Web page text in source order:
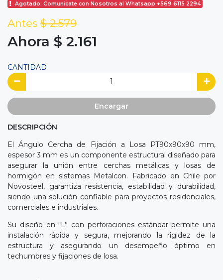
Agotado. Comunicate con Nosotros al Whatsapp +569 6115 2294
Antes $ 2.579
Ahora $ 2.161
CANTIDAD
Encargar
DESCRIPCIÓN
El Ángulo Cercha de Fijación a Losa PT90x90x90 mm,
espesor 3 mm es un componente estructural diseñado para
asegurar la unión entre cerchas metálicas y losas de
hormigón en sistemas Metalcon. Fabricado en Chile por
Novosteel, garantiza resistencia, estabilidad y durabilidad,
siendo una solución confiable para proyectos residenciales,
comerciales e industriales.
Su diseño en “L” con perforaciones estándar permite una
instalación rápida y segura, mejorando la rigidez de la
estructura y asegurando un desempeño óptimo en
techumbres y fijaciones de losa.